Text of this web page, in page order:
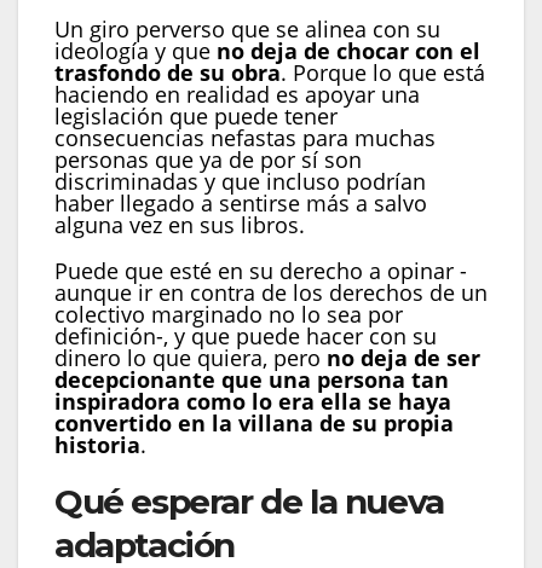
Un giro perverso que se alinea con su
ideología y que no deja de chocar con el
trasfondo de su obra. Porque lo que está
haciendo en realidad es apoyar una
legislación que puede tener
consecuencias nefastas para muchas
personas que ya de por sí son
discriminadas y que incluso podrían
haber llegado a sentirse más a salvo
alguna vez en sus libros.
Puede que esté en su derecho a opinar -
aunque ir en contra de los derechos de un
colectivo marginado no lo sea por
definición-, y que puede hacer con su
dinero lo que quiera, pero no deja de ser
decepcionante que una persona tan
inspiradora como lo era ella se haya
convertido en la villana de su propia
historia.
Qué esperar de la nueva
adaptación